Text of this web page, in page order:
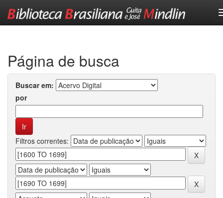
Página de busca
Buscar em:
por
Filtros correntes: